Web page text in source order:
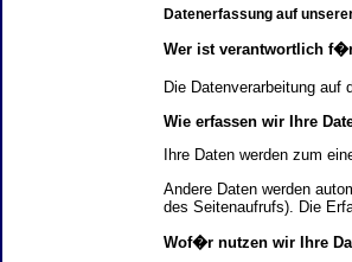
Datenerfassung auf
Wer ist verantwortlich
Die Datenverarbeitung auf
Wie erfassen wir Ihre
Ihre Daten werden zum
Andere Daten werden
des Seitenaufrufs). Die
Wof�r nutzen wir Ihre